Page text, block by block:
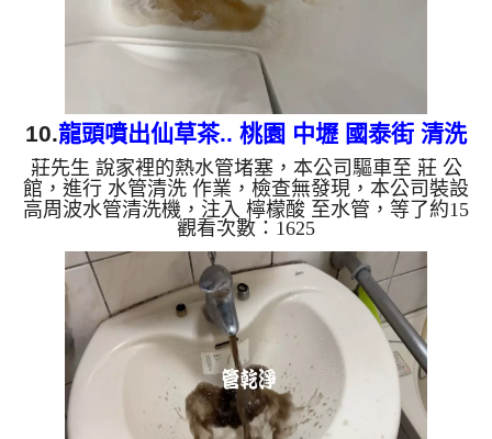
10.龍頭噴出仙草茶.. 桃園 中壢 國泰街 清洗
水管
莊先生 說家裡的熱水管堵塞，本公司驅車至 莊 公
館，進行 水管清洗 作業，檢查無發現，本公司裝設
高周波水管清洗機，注入 檸檬酸 至水管，等了約15
分，開啟 水管清洗機 ，啟動 螺旋波 模式，一洗水管
就流出泥水，顏色越來越深，看起來就像仙草茶，兩
個多小時後，出水變乾淨熱水出水量也恢復了。 如
是自來水，如水管老化，會產生鐵鏽跟泥沙堆積，洗
出來的水就會是咖啡色，地下水含有氧化錳，管壁上
會結成黑色管垢，洗出來的水會跟石油一樣黑，有些
洗出綠色的水，是因為裡面有銅的物質，生鏽產生銅
綠，如是藍色的水，...
觀看次數：1625